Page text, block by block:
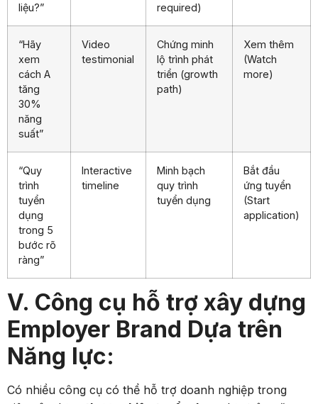
liệu?”
required)
“Hãy
xem
cách A
tăng
30%
năng
suất”
Video
testimonial
Chứng minh
lộ trình phát
triển (growth
path)
Xem thêm
(Watch
more)
“Quy
trình
tuyển
dụng
trong 5
bước rõ
ràng”
Interactive
timeline
Minh bạch
quy trình
tuyển dụng
Bắt đầu
ứng tuyển
(Start
application)
V. Công cụ hỗ trợ xây dựng
Employer Brand Dựa trên
Năng lực:
Có nhiều công cụ có thể hỗ trợ doanh nghiệp trong